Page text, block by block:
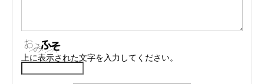
上に表示された文字を入力してください。